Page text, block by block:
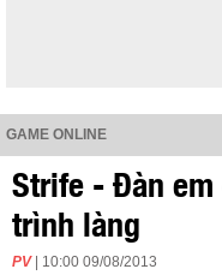
GAME ONLINE
Strife - Đàn em
trình làng
PV | 10:00 09/08/2013